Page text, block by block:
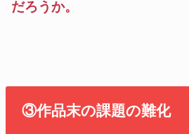
だろうか。
③作品末の課題の難化